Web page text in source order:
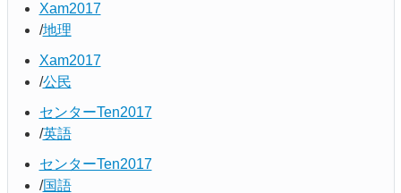
Xam2017
地理
Xam2017
公民
センターTen2017
英語
センターTen2017
国語